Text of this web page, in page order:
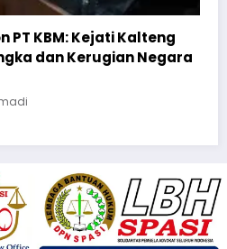
Cegah Bullying, Sikum